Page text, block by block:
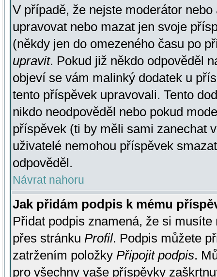
V případě, že nejste moderátor
upravovat nebo mazat jen svoje
(někdy jen do omezeného času po
upravit. Pokud již někdo odpověděl
objeví se vám malinký dodatek u
tento příspěvek upravovali. Tento
nikdo neodpověděl nebo pokud
příspěvek (ti by měli sami zanechat
uživatelé nemohou příspěvek
odpověděl.
Návrat nahoru
Jak přidám podpis k mému
Přidat podpis znamená, že si
přes stránku Profil. Podpis můžete
zatržením položky Připojit podpis.
pro všechny vaše příspěvky